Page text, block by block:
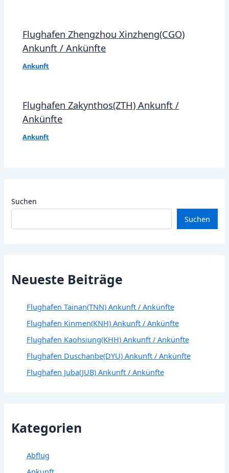
Flughafen Zhengzhou Xinzheng(CGO)
Ankunft / Ankünfte
Ankunft
Flughafen Zakynthos(ZTH) Ankunft /
Ankünfte
Ankunft
Suchen
Suchen
Neueste Beiträge
Flughafen Tainan(TNN) Ankunft / Ankünfte
Flughafen Kinmen(KNH) Ankunft / Ankünfte
Flughafen Kaohsiung(KHH) Ankunft / Ankünfte
Flughafen Duschanbe(DYU) Ankunft / Ankünfte
Flughafen Juba(JUB) Ankunft / Ankünfte
Kategorien
Abflug